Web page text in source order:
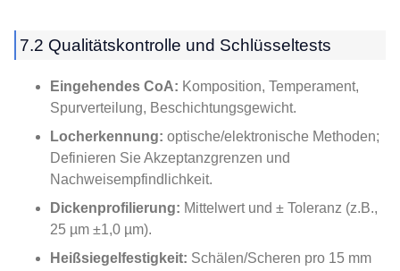
7.2 Qualitätskontrolle und Schlüsseltests
Eingehendes CoA: Komposition, Temperament,
Spurverteilung, Beschichtungsgewicht.
Locherkennung: optische/elektronische Methoden;
Definieren Sie Akzeptanzgrenzen und
Nachweisempfindlichkeit.
Dickenprofilierung: Mittelwert und ± Toleranz (z.B.,
25 µm ±1,0 µm).
Heißsiegelfestigkeit: Schälen/Scheren pro 15 mm